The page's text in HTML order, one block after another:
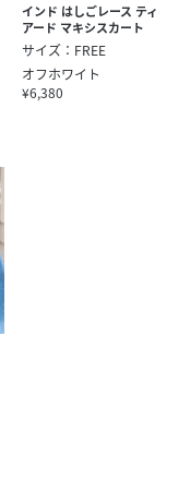
インド はしごレース ティ
アード マキシスカート
サイズ：FREE
オフホワイト
¥6,380